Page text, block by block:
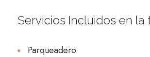
Servicios Incluidos en la
Parqueadero